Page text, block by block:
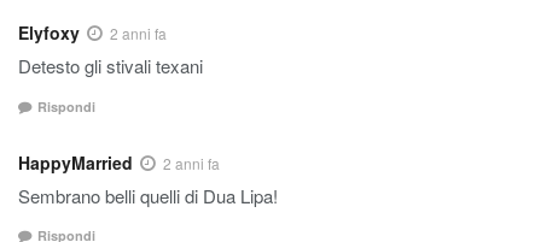
Elyfoxy 2 anni fa
Detesto gli stivali texani
Rispondi
HappyMarried 2 anni fa
Sembrano belli quelli di Dua Lipa!
Rispondi